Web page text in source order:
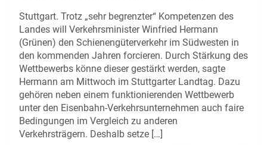
Stuttgart. Trotz „sehr begrenzter“ Kompetenzen des
Landes will Verkehrsminister Winfried Hermann
(Grünen) den Schienengüterverkehr im Südwesten in
den kommenden Jahren forcieren. Durch Stärkung des
Wettbewerbs könne dieser gestärkt werden, sagte
Hermann am Mittwoch im Stuttgarter Landtag. Dazu
gehören neben einem funktionierenden Wettbewerb
unter den Eisenbahn-Verkehrsunternehmen auch faire
Bedingungen im Vergleich zu anderen
Verkehrsträgern. Deshalb setze […]